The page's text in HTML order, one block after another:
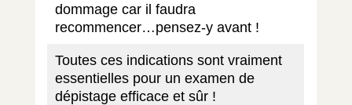
dommage car il faudra
recommencer…pensez-y avant !
Toutes ces indications sont vraiment
essentielles pour un examen de
dépistage efficace et sûr !